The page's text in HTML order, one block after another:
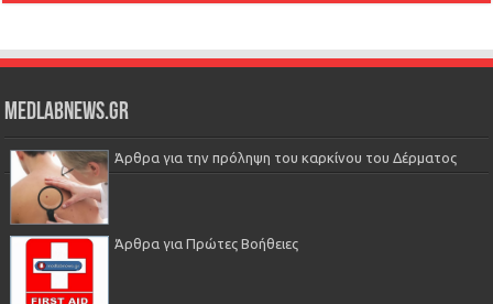
Medlabnews.gr
Άρθρα για την πρόληψη του καρκίνου του Δέρματος
Άρθρα για Πρώτες Βοήθειες